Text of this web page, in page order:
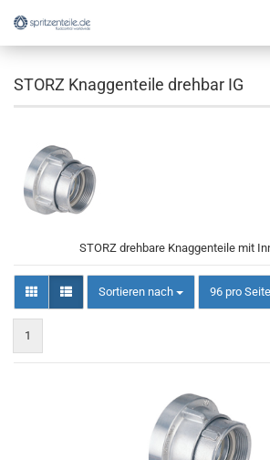
STORZ Knaggenteile drehbar IG
STORZ drehbare Knaggenteile mit
Sortieren nach
Sortieren nach 96 pro Seite
pro Seite
1